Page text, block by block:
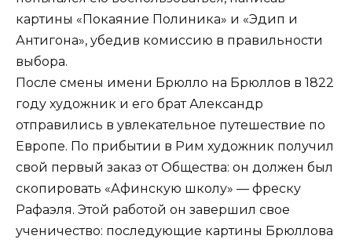
картины «Покаяние Полиника» и «Эдип и
Антигона», убедив комиссию в правильности
выбора.
После смены имени Брюлло на Брюллов в 1822
году художник и его брат Александр
отправились в увлекательное путешествие по
Европе. По прибытии в Рим художник получил
свой первый заказ от Общества: он должен был
скопировать «Афинскую школу» — фреску
Рафаэля. Этой работой он завершил свое
ученичество: последующие картины Брюллова